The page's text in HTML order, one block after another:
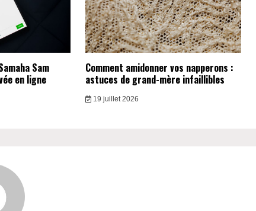
Sam
en ligne
Comment amidonner vos napperons :
astuces de grand-mère infaillibles
19 juillet 2026